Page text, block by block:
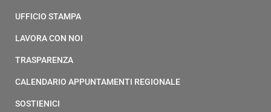
UFFICIO STAMPA
LAVORA CON NOI
TRASPARENZA
CALENDARIO APPUNTAMENTI REGIONALE
SOSTIENICI